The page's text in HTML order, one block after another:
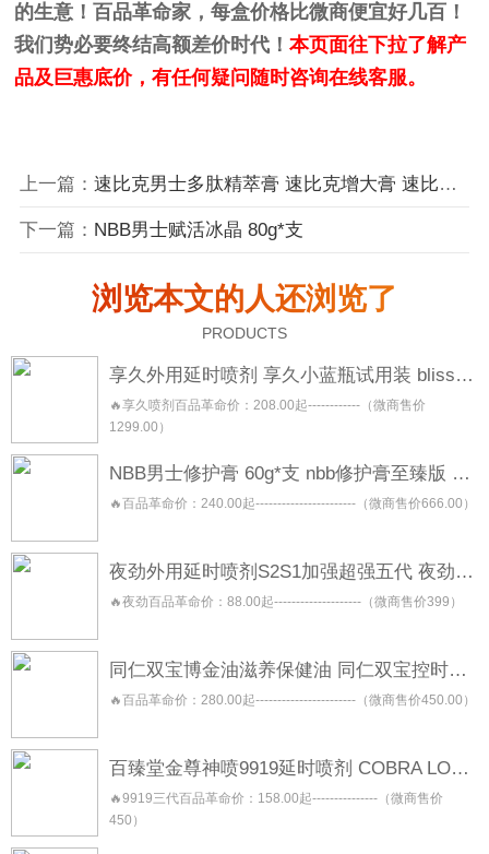
的生意！百品革命家，每盒价格比微商便宜好几百！
我们势必要终结高额差价时代！本页面往下拉了解产
品及巨惠底价，有任何疑问随时咨询在线客服。
上一篇： 速比克男士多肽精萃膏 速比克增大膏 速比克修复膏 速比克男士增大膏 速比克男士修复膏 速比克修护膏
下一篇： NBB男士赋活冰晶 80g*支
浏览本文的人还浏览了
PRODUCTS
享久外用延时喷剂 享久小蓝瓶试用装 blisswater 享久五代三代加强三代二代加强二代一代
🔥享久喷剂百品革命价：208.00起------------（微商售价
1299.00）
NBB男士修护膏 60g*支 nbb修护膏至臻版 金盖版
🔥百品革命价：240.00起-----------------------（微商售价666.00）
夜劲外用延时喷剂S2S1加强超强五代 夜劲喷雾 night king
🔥夜劲百品革命价：88.00起--------------------（微商售价399）
同仁双宝博金油滋养保健油 同仁双宝控时保健喷剂 同仁双宝修复按摩保健膏 同仁双宝焕能保健凝露
🔥百品革命价：280.00起-----------------------（微商售价450.00）
百臻堂金尊神喷9919延时喷剂 COBRA LONGLAST 三代二代青春版
🔥9919三代百品革命价：158.00起---------------（微商售价
450）